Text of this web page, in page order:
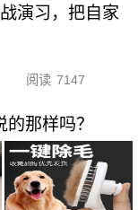
演习，把自家
阅读 7147
那样吗？